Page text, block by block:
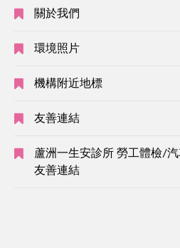
關於我們
環境照片
機構附近地標
友善連結
蘆洲一生安診所 勞工體檢/
友善連結